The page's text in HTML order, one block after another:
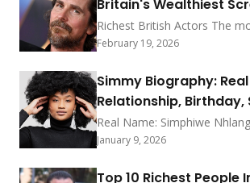
Britain's Wealthiest
Richest British Actors The
actors from Great Britain will
because they are so
challenging to identify which
being used in a film. They are
British actors because of
and ability […] More
February 19, 2026
Simmy Biography:
Relationship, Birthday,
Real Name: Simphiwe
1993 Profession: Music
widely known as an Afro
January 9, 2026
Top 10 Richest People